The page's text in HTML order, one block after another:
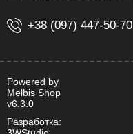
+38 (097) 447-50-70
Powered by
Melbis Shop
v6.3.0